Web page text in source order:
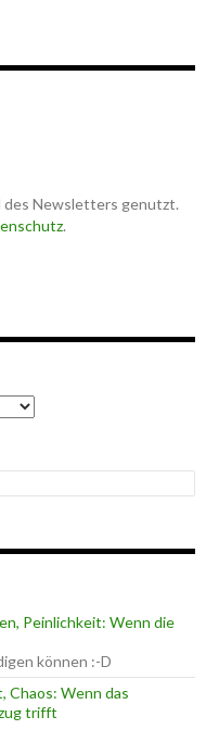
des Newsletters genutzt.
.
Peinlichkeit: Wenn die
können :-D
Chaos: Wenn das
trifft